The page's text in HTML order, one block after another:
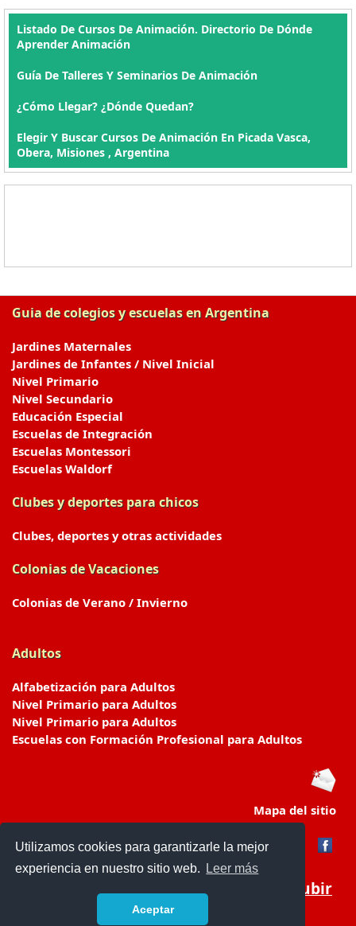
Utilizamos cookies para garantizarle la mejor
experiencia en nuestro sitio web.
Leer más
Aceptar
Listado De Cursos De Animación. Directorio De Dónde
Aprender Animación
Guía De Talleres Y Seminarios De Animación
¿Cómo Llegar? ¿Dónde Quedan?
Elegir Y Buscar Cursos De Animación En Picada Vasca,
Obera, Misiones , Argentina
Guia de colegios y escuelas en Argentina
Jardines Maternales
Jardines de Infantes / Nivel Inicial
Nivel Primario
Nivel Secundario
Educación Especial
Escuelas de Integración
Escuelas Montessori
Escuelas Waldorf
Clubes y deportes para chicos
Clubes, deportes y otras actividades
Colonias de Vacaciones
Colonias de Verano / Invierno
Adultos
Alfabetización para Adultos
Nivel Primario para Adultos
Nivel Primario para Adultos
Escuelas con Formación Profesional para Adultos
Mapa del sitio
Subir